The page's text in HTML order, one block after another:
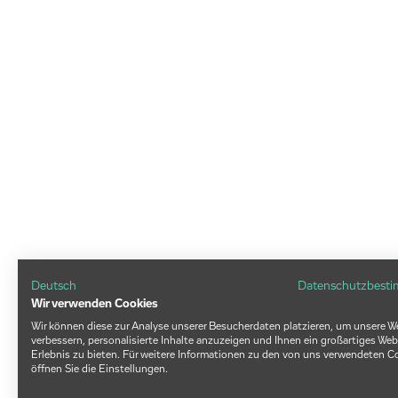
Deutsch
Wir verwenden Cookies
Wir können diese zur Analyse unserer Besucherdaten platzieren, um unsere
verbessern, personalisierte Inhalte anzuzeigen und Ihnen ein großartiges
Erlebnis zu bieten. Für weitere Informationen zu den von uns verwendeten
öffnen Sie die Einstellungen.